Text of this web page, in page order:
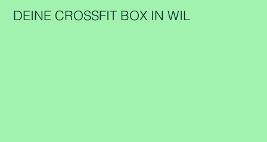
DEINE CROSSFIT BOX IN WIL